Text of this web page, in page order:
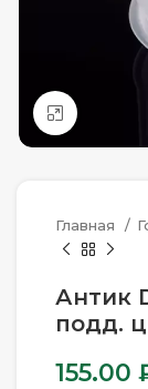
Главная
Антик
подд.
155.00